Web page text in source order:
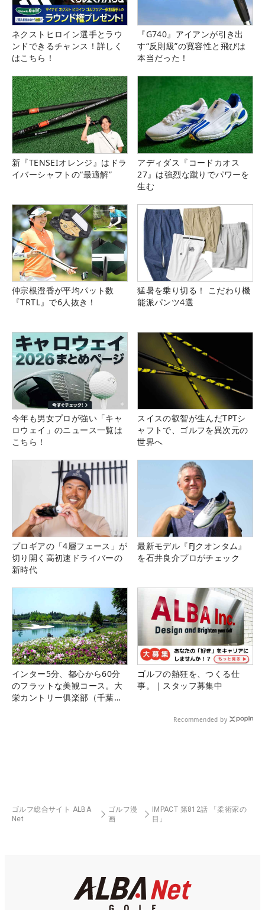
ネクストヒロイン選手とラウ
ンドできるチャンス！詳しく
はこちら！
『G740』アイアンが引き出
す“反則級”の寛容性と飛びは
本当だった！
新『TENSEIオレンジ』はドラ
イバーシャフトの“最適解”
アディダス『コードカオス
27』は強烈な蹴りでパワーを
生む
仲宗根澄香が平均パット数
『TRTL』で6人抜き！
猛暑を乗り切る！ こだわり機
能派パンツ4選
今年も男女プロが強い「キャ
ロウェイ」のニュース一覧は
こちら！
スイスの叡智が生んだTPTシ
ャフトで、ゴルフを異次元の
世界へ
プロギアの「4層フェース」が
切り開く高初速ドライバーの
新時代
最新モデル『FJクオンタム』
を石井良介プロがチェック
インター5分、都心から60分
のフラットな美観コース。大
栄カントリー俱楽部（千葉
ゴルフの熱狂を、つくる仕
事。｜スタッフ募集中
Recommended by
ゴルフ総合サイト ALBA
Net
ゴルフ漫
画
IMPACT 第812話 「柔術家の
目」